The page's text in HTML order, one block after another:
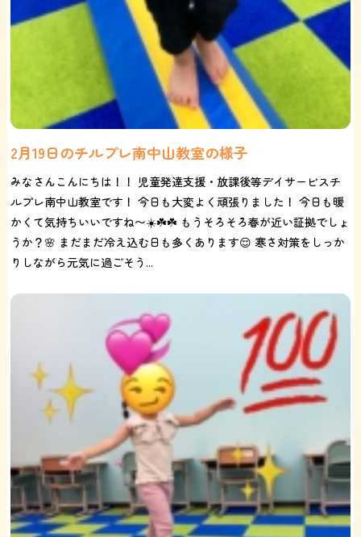
2月19日のチルプレ南中山教室の様子
みなさんこんにちは！！ 児童発達支援・放課後等デイサービスチ
ルプレ南中山教室です！ 今日も大変よく頑張りました！ 今日も暖
かくて気持ちいいですね〜☀️☘️☘️ もうそろそろ春が近い証拠でしょ
うか？🌸 まだまだ冷え込む日も多くあります😌 寒さ対策をしっか
りしながら元気に過ごそう...